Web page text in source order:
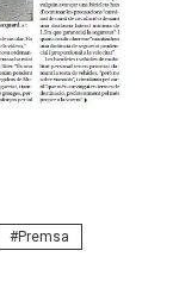
Premsa